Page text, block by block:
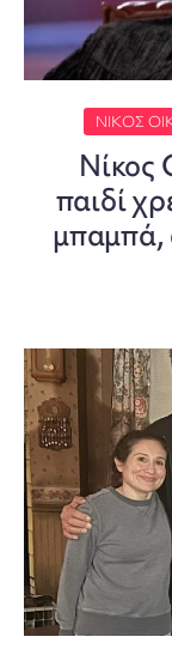
ΝΊΚΟΣ
Νίκος
παιδί
μπαμπά,